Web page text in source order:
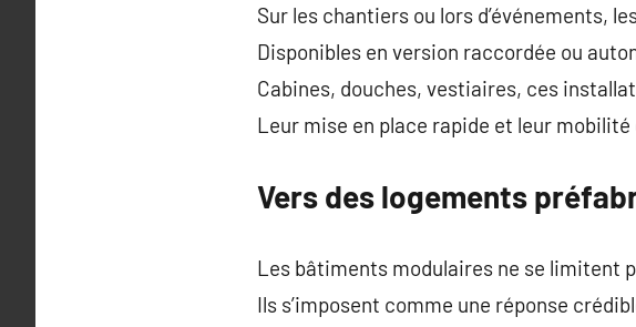
Sur les chantiers ou lors d’événements,
Disponibles en version raccordée ou
Cabines, douches, vestiaires, ces
Leur mise en place rapide et leur
Vers des logements
Les bâtiments modulaires ne se limitent
Ils s’imposent comme une réponse